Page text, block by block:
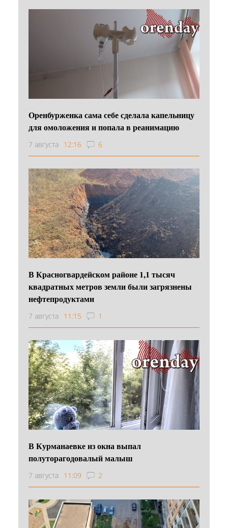
Оренбурженка сама себе сделала капельницу
для омоложения и попала в реанимацию
7 августа 12:16 6
В Красногвардейском районе 1,1 тысяч
квадратных метров земли были загрязнены
нефтепродуктами
7 августа 11:15 1
В Курманаевке из окна выпал
полуторагодовалый малыш
7 августа 11:09 2